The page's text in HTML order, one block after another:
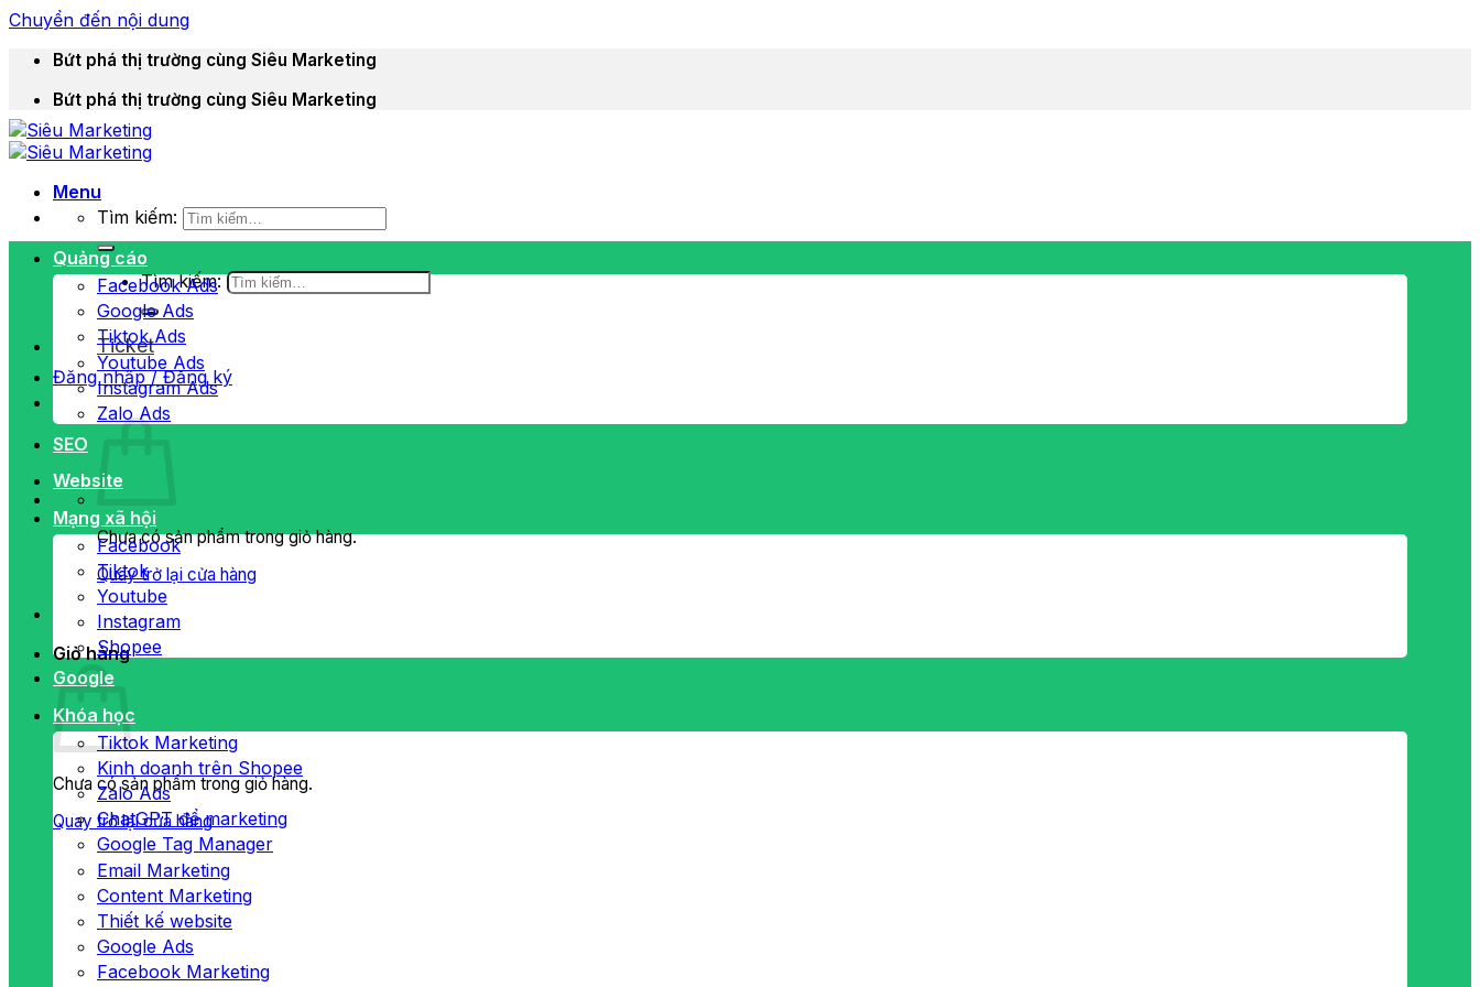
Chuyển đến nội dung
Bứt phá thị trường cùng Siêu Marketing
Bứt phá thị trường cùng Siêu Marketing
Menu
Tìm kiếm:
Tìm kiếm:
Ticket
Đăng nhập / Đăng ký
Chưa có sản phẩm trong giỏ hàng.
Quay trở lại cửa hàng
Giỏ hàng
Chưa có sản phẩm trong giỏ hàng.
Quay trở lại cửa hàng
Quảng cáo
Facebook Ads
Google Ads
Tiktok Ads
Youtube Ads
Instagram Ads
Zalo Ads
SEO
Website
Mạng xã hội
Facebook
Tiktok
Youtube
Instagram
Shopee
Google
Khóa học
Tiktok Marketing
Kinh doanh trên Shopee
Zalo Ads
ChatGPT để marketing
Google Tag Manager
Email Marketing
Content Marketing
Thiết kế website
Google Ads
Facebook Marketing